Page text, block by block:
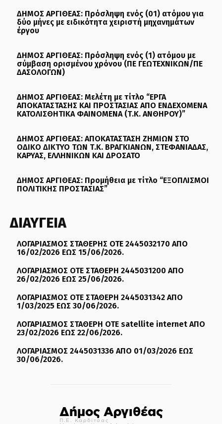
ΔΗΜΟΣ ΑΡΓΙΘΕΑΣ: Πρόσληψη ενός (01) ατόμου για
δύο μήνες με ειδικότητα χειριστή μηχανημάτων
έργου
ΔΗΜΟΣ ΑΡΓΙΘΕΑΣ: Πρόσληψη ενός (1) ατόμου με
σύμβαση ορισμένου χρόνου (ΠΕ ΓΕΩΤΕΧΝΙΚΩΝ/ΠΕ
ΔΑΣΟΛΟΓΩΝ)
ΔΗΜΟΣ ΑΡΓΙΘΕΑΣ: Μελέτη με τίτλο “ΕΡΓΑ
ΑΠΟΚΑΤΑΣΤΑΣΗΣ ΚΑΙ ΠΡΟΣΤΑΣΙΑΣ ΑΠΟ ΕΝΔΕΧΟΜΕΝΑ
ΚΑΤΟΛΙΣΘΗΤΙΚΑ ΦΑΙΝΟΜΕΝΑ (Τ.Κ. ΑΝΘΗΡΟΥ)”
ΔΗΜΟΣ ΑΡΓΙΘΕΑΣ: ΑΠΟΚΑΤΑΣΤΑΣΗ ΖΗΜΙΩΝ ΣΤΟ
ΟΔΙΚΟ ΔΙΚΤΥΟ ΤΩΝ Τ.Κ. ΒΡΑΓΚΙΑΝΩΝ, ΣΤΕΦΑΝΙΑΔΑΣ,
ΚΑΡΥΑΣ, ΕΛΛΗΝΙΚΩΝ ΚΑΙ ΔΡΟΣΑΤΟ
ΔΗΜΟΣ ΑΡΓΙΘΕΑΣ: Προμήθεια με τίτλο “ΕΞΟΠΛΙΣΜΟΙ
ΠΟΛΙΤΙΚΗΣ ΠΡΟΣΤΑΣΙΑΣ”
ΔΙΑΥΓΕΙΑ
ΛΟΓΑΡΙΑΣΜΟΣ ΣΤΑΘΕΡΗΣ ΟΤΕ 2445032170 ΑΠΟ
16/02/2026 ΕΩΣ 15/06/2026.
ΛΟΓΑΡΙΑΣΜΟΣ ΟΤΕ ΣΤΑΘΕΡΗ 2445031200 ΑΠΟ
26/02/2026 ΕΩΣ 25/06/2026.
ΛΟΓΑΡΙΑΣΜΟΣ ΟΤΕ ΣΤΑΘΕΡΗ 2445031342 ΑΠΟ
1/03/2025 ΕΩΣ 30/06/2026.
ΛΟΓΑΡΙΑΣΜΟΣ ΣΤΑΘΕΡΗ ΟΤΕ satellite internet ΑΠΟ
23/02/2026 ΕΩΣ 22/06/2026.
ΛΟΓΑΡΙΑΣΜΟΣ 2445031336 ΑΠΟ 01/03/2026 ΕΩΣ
30/06/2026.
Δήμος Αργιθέας
Π.Ε. Καρδίτσας